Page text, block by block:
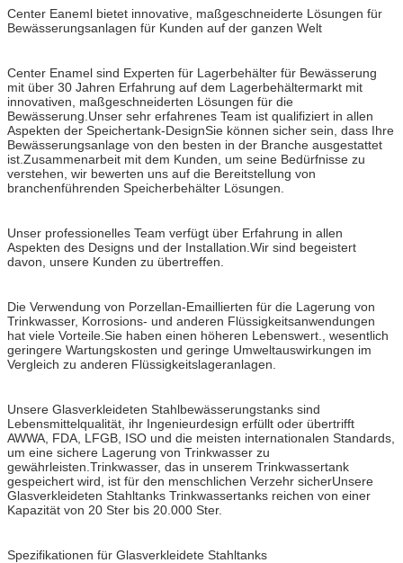
Center Eaneml bietet innovative, maßgeschneiderte Lösungen für
Bewässerungsanlagen für Kunden auf der ganzen Welt
Center Enamel sind Experten für Lagerbehälter für Bewässerung
mit über 30 Jahren Erfahrung auf dem Lagerbehältermarkt mit
innovativen, maßgeschneiderten Lösungen für die
Bewässerung.Unser sehr erfahrenes Team ist qualifiziert in allen
Aspekten der Speichertank-DesignSie können sicher sein, dass Ihre
Bewässerungsanlage von den besten in der Branche ausgestattet
ist.Zusammenarbeit mit dem Kunden, um seine Bedürfnisse zu
verstehen, wir bewerten uns auf die Bereitstellung von
branchenführenden Speicherbehälter Lösungen.
Unser professionelles Team verfügt über Erfahrung in allen
Aspekten des Designs und der Installation.Wir sind begeistert
davon, unsere Kunden zu übertreffen.
Die Verwendung von Porzellan-Emaillierten für die Lagerung von
Trinkwasser, Korrosions- und anderen Flüssigkeitsanwendungen
hat viele Vorteile.Sie haben einen höheren Lebenswert., wesentlich
geringere Wartungskosten und geringe Umweltauswirkungen im
Vergleich zu anderen Flüssigkeitslageranlagen.
Unsere Glasverkleideten Stahlbewässerungstanks sind
Lebensmittelqualität, ihr Ingenieurdesign erfüllt oder übertrifft
AWWA, FDA, LFGB, ISO und die meisten internationalen Standards,
um eine sichere Lagerung von Trinkwasser zu
gewährleisten.Trinkwasser, das in unserem Trinkwassertank
gespeichert wird, ist für den menschlichen Verzehr sicherUnsere
Glasverkleideten Stahltanks Trinkwassertanks reichen von einer
Kapazität von 20 Ster bis 20.000 Ster.
Spezifikationen für Glasverkleidete Stahltanks